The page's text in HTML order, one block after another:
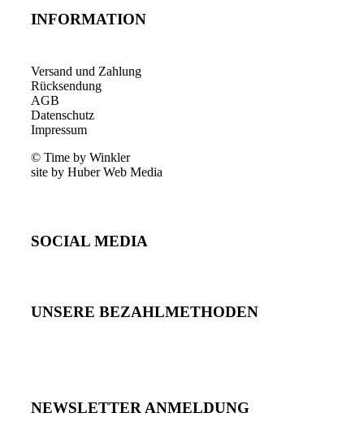
INFORMATION
Versand und Zahlung
Rücksendung
AGB
Datenschutz
Impressum
© Time by Winkler
site by Huber Web Media
SOCIAL MEDIA
UNSERE BEZAHLMETHODEN
NEWSLETTER ANMELDUNG